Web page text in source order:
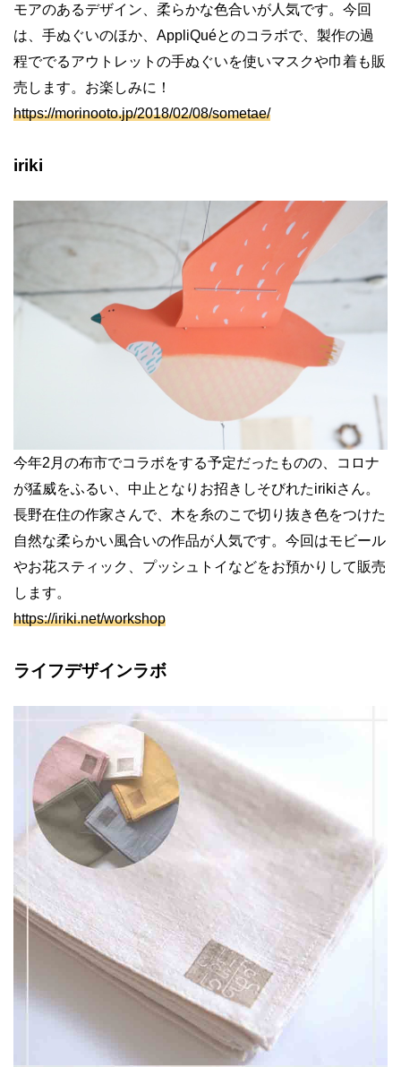
モアのあるデザイン、柔らかな色合いが人気です。今回
は、手ぬぐいのほか、 AppliQuéとのコラボで、製作の過
程ででるアウトレットの手ぬぐいを使いマスクや巾着も販
売します。お楽しみに！
https://morinooto.jp/2018/02/08/sometae/
iriki
今年2 月の布市でコラボをする予定だったものの、コロナ
が猛威をふるい、中止となりお招きしそびれたirikiさん。
長野在住の作家さんで、木を糸のこで切り抜き色をつけた
自然な柔らかい風合いの作品が人気です。今回はモビール
やお花スティック、プッシュトイなどをお預かりして販売
します。
https://iriki.net/workshop
ライフデザインラボ